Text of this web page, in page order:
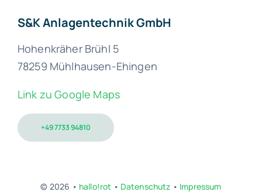
S&K Anlagentechnik GmbH
Hohenkräher Brühl 5
78259 Mühlhausen-Ehingen
Link zu Google Maps
+49 7733 94810
© 2026 • hallo!rot • Datenschutz • Impressum